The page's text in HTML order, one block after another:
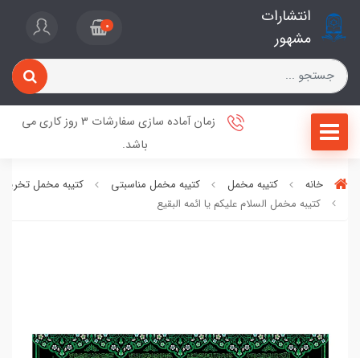
انتشارات
مشهور
0
زمان آماده سازی سفارشات 3 روز کاری می
باشد.
خانه کتیبه مخمل کتیبه مخمل مناسبتی
کتیبه مخمل
کتیبه مخمل السلام علیکم یا ائمه البقیع